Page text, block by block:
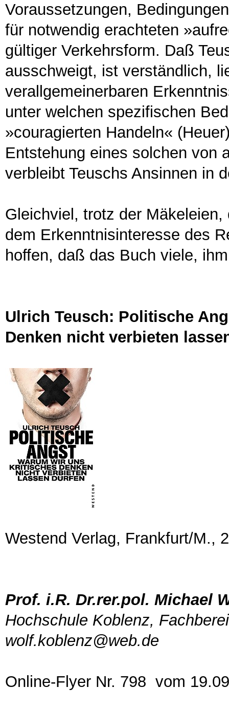
Voraussetzungen,
für notwendig erachteten
gültiger Verkehrsform. Daß
ausschweigt, ist verständlich,
verallgemeinerbaren
unter welchen spezifischen
»couragierten Handeln«
Entstehung eines solchen von
verbleibt Teuschs Ansinnen in
Gleichviel, trotz der
dem Erkenntnisinteresse des
hoffen, daß das Buch viele,
Ulrich Teusch: Politische
Denken nicht verbieten
Westend Verlag, Frankfurt/M.,
Prof. i.R. Dr.rer.pol. Michael
Hochschule Koblenz,
wolf.koblenz@web.de
Online-Flyer Nr. 798 vom